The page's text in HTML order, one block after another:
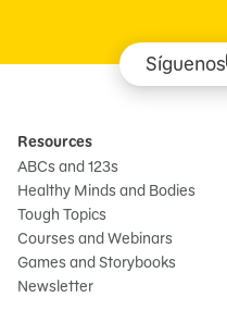
Síguenos
Resources
ABCs and 123s
Healthy Minds and Bodies
Tough Topics
Courses and Webinars
Games and Storybooks
Newsletter